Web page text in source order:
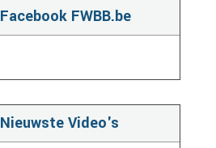
Facebook FWBB.be
Nieuwste Video's